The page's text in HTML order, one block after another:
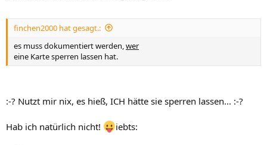
finchen2000 hat gesagt.:
es muss dokumentiert werden, wer
eine Karte sperren lassen hat.
:-? Nutzt mir nix, es hieß, ICH hätte sie sperren lassen... :-?
Hab ich natürlich nicht! iebts: